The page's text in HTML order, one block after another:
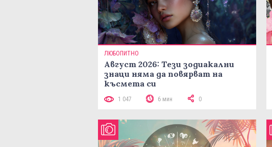
ЛЮБОПИТНО
Август 2026: Тези зодиакални
знаци няма да повярват на
късмета си
1 047 6 мин 0